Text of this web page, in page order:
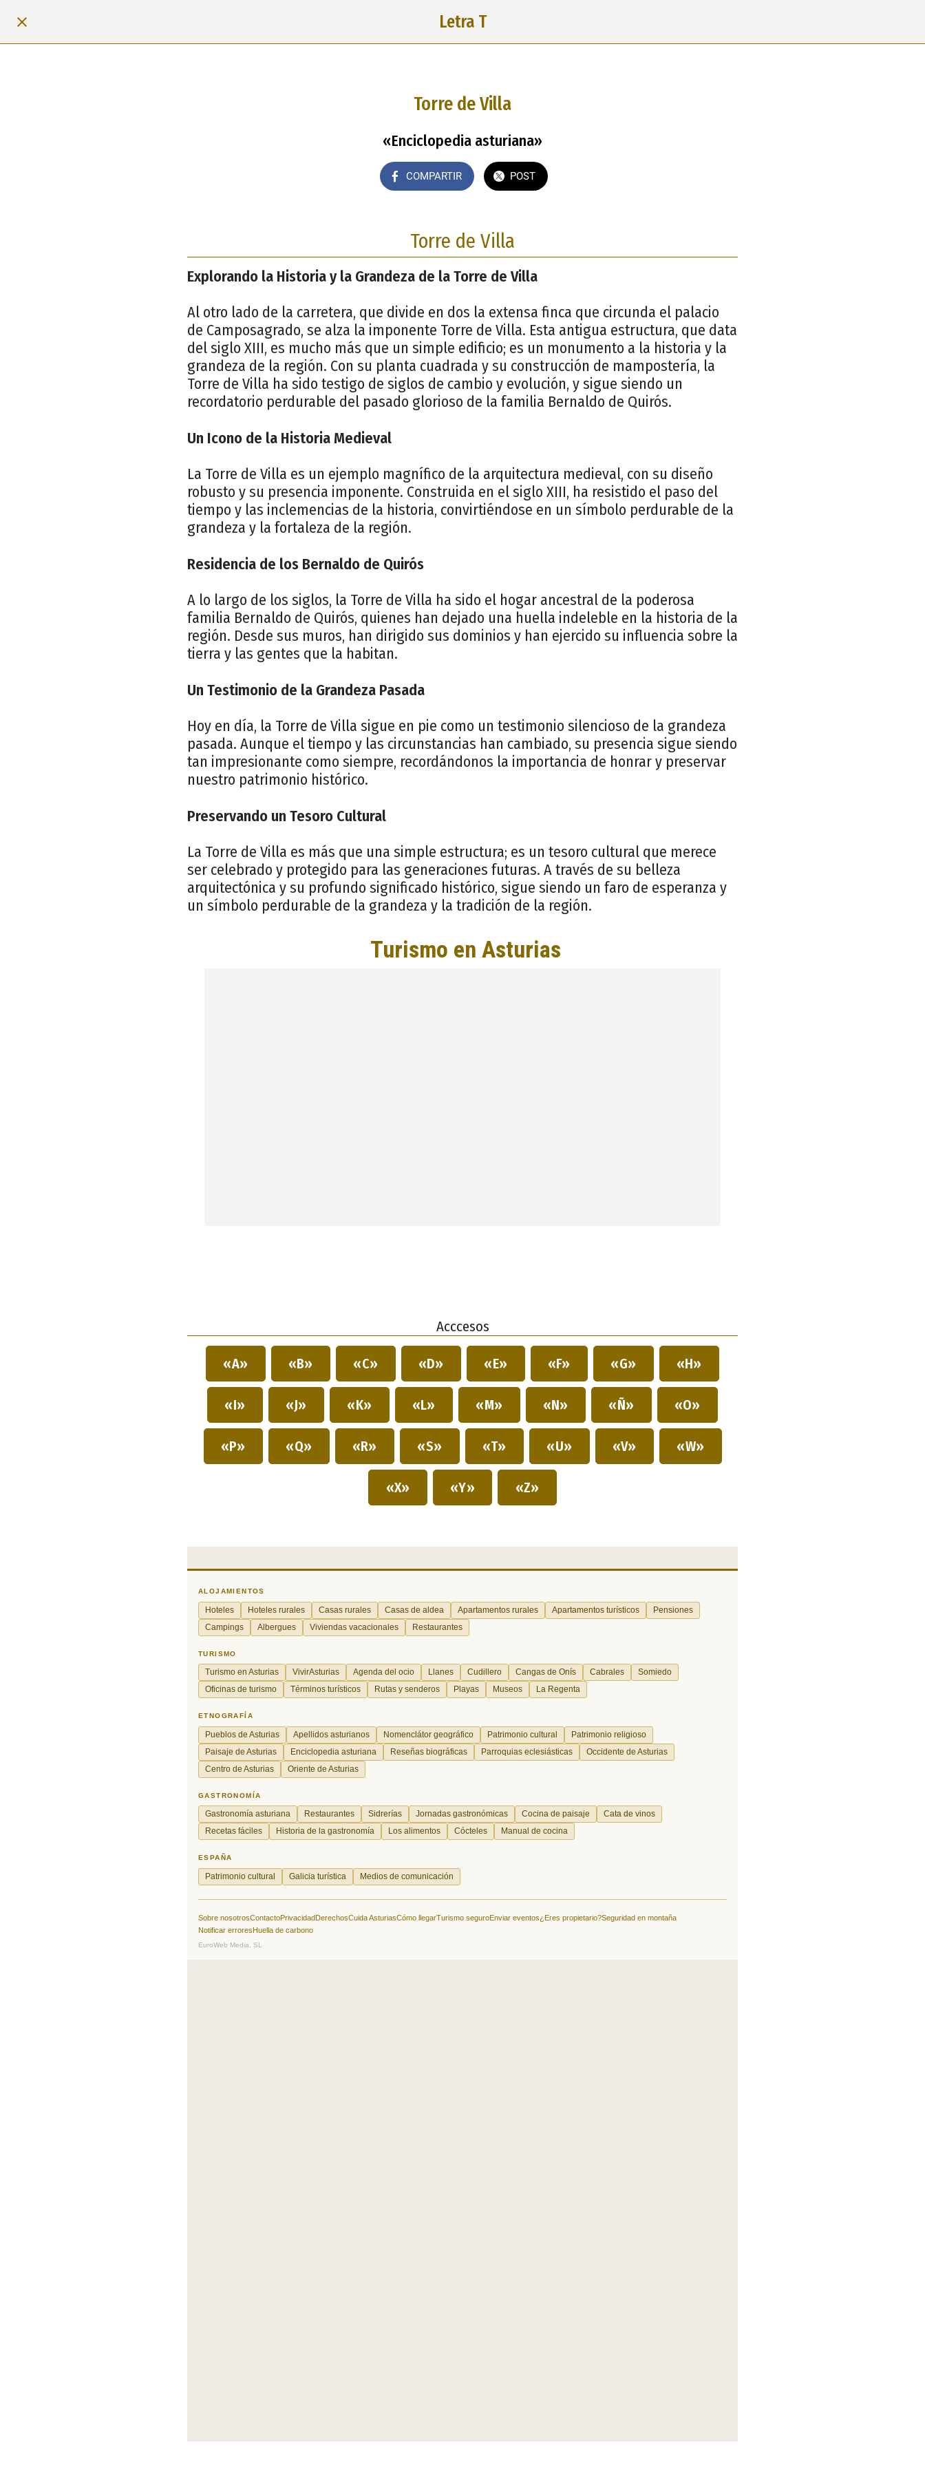
Letra T
Torre de Villa
«Enciclopedia asturiana»
COMPARTIR POST
Torre de Villa
Explorando la Historia y la Grandeza de la Torre de Villa
Al otro lado de la carretera, que divide en dos la extensa finca que circunda el palacio
de Camposagrado, se alza la imponente Torre de Villa. Esta antigua estructura, que data
del siglo XIII, es mucho más que un simple edificio; es un monumento a la historia y la
grandeza de la región. Con su planta cuadrada y su construcción de mampostería, la
Torre de Villa ha sido testigo de siglos de cambio y evolución, y sigue siendo un
recordatorio perdurable del pasado glorioso de la familia Bernaldo de Quirós.
Un Icono de la Historia Medieval
La Torre de Villa es un ejemplo magnífico de la arquitectura medieval, con su diseño
robusto y su presencia imponente. Construida en el siglo XIII, ha resistido el paso del
tiempo y las inclemencias de la historia, convirtiéndose en un símbolo perdurable de la
grandeza y la fortaleza de la región.
Residencia de los Bernaldo de Quirós
A lo largo de los siglos, la Torre de Villa ha sido el hogar ancestral de la poderosa
familia Bernaldo de Quirós, quienes han dejado una huella indeleble en la historia de la
región. Desde sus muros, han dirigido sus dominios y han ejercido su influencia sobre la
tierra y las gentes que la habitan.
Un Testimonio de la Grandeza Pasada
Hoy en día, la Torre de Villa sigue en pie como un testimonio silencioso de la grandeza
pasada. Aunque el tiempo y las circunstancias han cambiado, su presencia sigue siendo
tan impresionante como siempre, recordándonos la importancia de honrar y preservar
nuestro patrimonio histórico.
Preservando un Tesoro Cultural
La Torre de Villa es más que una simple estructura; es un tesoro cultural que merece
ser celebrado y protegido para las generaciones futuras. A través de su belleza
arquitectónica y su profundo significado histórico, sigue siendo un faro de esperanza y
un símbolo perdurable de la grandeza y la tradición de la región.
Acccesos
«A» «B» «C» «D» «E» «F» «G» «H»
«I» «J» «K» «L» «M» «N» «Ñ» «O»
«P» «Q» «R» «S» «T» «U» «V» «W»
«X» «Y» «Z»